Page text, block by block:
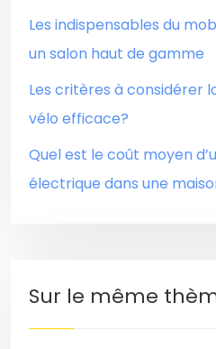
Les indispensables du
un salon haut de gamme
Les critères à considérer
vélo efficace?
Quel est le coût moyen
électrique dans une
Sur le même